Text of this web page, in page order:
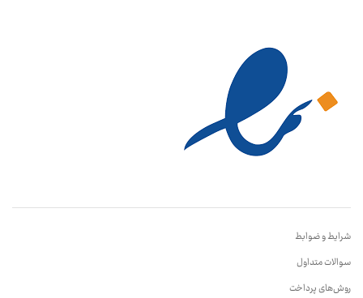
شرایط و ضوابط
سوالات متداول
روش‌های پرداخت